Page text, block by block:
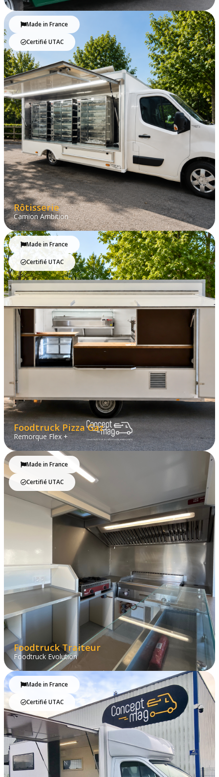
Made in France
Certifié UTAC
Rôtisserie
Camion Ambition
Made in France
Certifié UTAC
Foodtruck Pizza Gaz
Remorque Flex +
Made in France
Certifié UTAC
Foodtruck Traiteur
Foodtruck Evolution
Made in France
Certifié UTAC